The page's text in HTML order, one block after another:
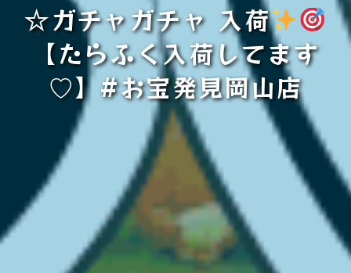
☆ガチャガチャ 入荷
【たらふく入荷してます
♡】#お宝発見岡山店